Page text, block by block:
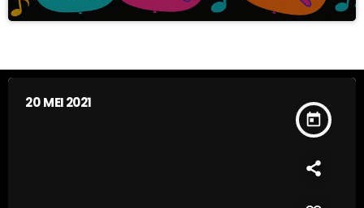
today
20 MEI 2021